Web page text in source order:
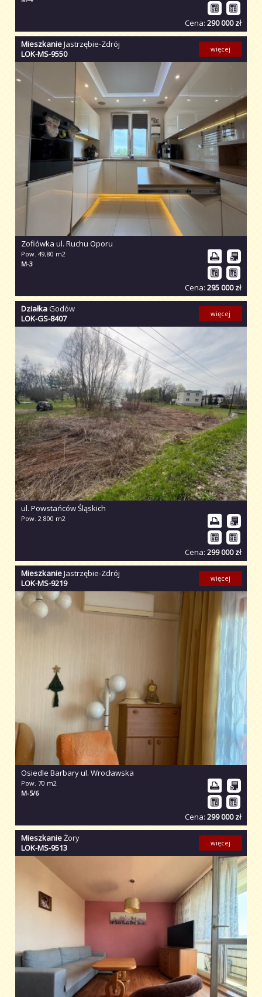
Cena: 290 000 zł
MieszkanieJastrzębie-Zdrój
LOK-MS-9550
Zofiówka ul. Ruchu Oporu
Pow. 49,80 m2
M-3
Cena: 295 000 zł
więcej
DziałkaGodów
LOK-GS-8407
ul. Powstańców Śląskich
Pow. 2 800 m2
Cena: 299 000 zł
więcej
MieszkanieJastrzębie-Zdrój
LOK-MS-9219
Osiedle Barbary ul. Wrocławska
Pow. 70 m2
M-5/6
Cena: 299 000 zł
więcej
MieszkanieŻory
LOK-MS-9513
więcej